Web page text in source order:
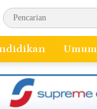
Umum